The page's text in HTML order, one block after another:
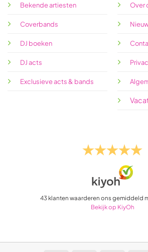
Bekende artiesten
Coverbands
DJ boeken
DJ acts
Exclusieve acts & bands
Over
43 klanten waarderen ons gemiddeld
Bekijk op KiyOh